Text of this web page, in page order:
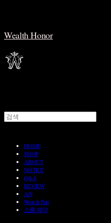
Wealth Honor
HOME
SHOP
ABOUT
NOTICE
Q&A
REVIEW
A/S
Wear & Pair
쇼룸 예약